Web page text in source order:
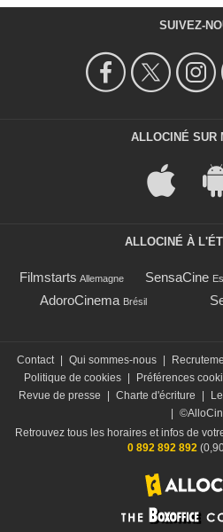
SUIVEZ-
ALLOCINÉ SUR
ALLOCINÉ À
Filmstarts Allemagne SensaCine
AdoroCinema Brésil
Contact Qui sommes-nous
Politique de cookies
Préférences
Revue de presse
Charte d'écriture
Retrouvez tous les horaires et infos de
0 892 892 892